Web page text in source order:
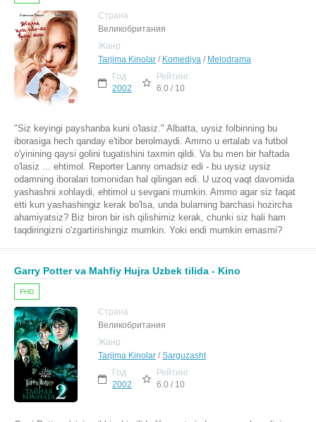
Страна
Великобритания
Жанр
Tarjima Kinolar / Komediya / Melodrama
Год
2002
Рейтинг
6.0 / 10
"Siz keyingi payshanba kuni o'lasiz." Albatta, uysiz folbinning bu
iborasiga hech qanday e'tibor berolmaydi. Ammo u ertalab va futbol
o'yinining qaysi golini tugatishini taxmin qildi. Va bu men bir haftada
o'lasiz ... ehtimol. Reporter Lanny omadsiz edi - bu uysiz uysiz
odamning iboralari tomonidan hal qilingan edi. U uzoq vaqt davomida
yashashni xohlaydi, ehtimol u sevgani mumkin. Ammo agar siz faqat
etti kun yashashingiz kerak bo'lsa, unda bularning barchasi hozircha
ahamiyatsiz? Biz biron bir ish qilishimiz kerak, chunki siz hali ham
taqdiringizni o'zgartirishingiz mumkin. Yoki endi mumkin emasmi?
Garry Potter va Mahfiy Hujra Uzbek tilida - Kino
FHD
Страна
Великобритания
Жанр
Tarjima Kinolar /Sarguzasht
Год
2002
Рейтинг
6.0 / 10